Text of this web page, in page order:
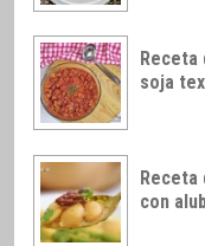
Receta
soja
con